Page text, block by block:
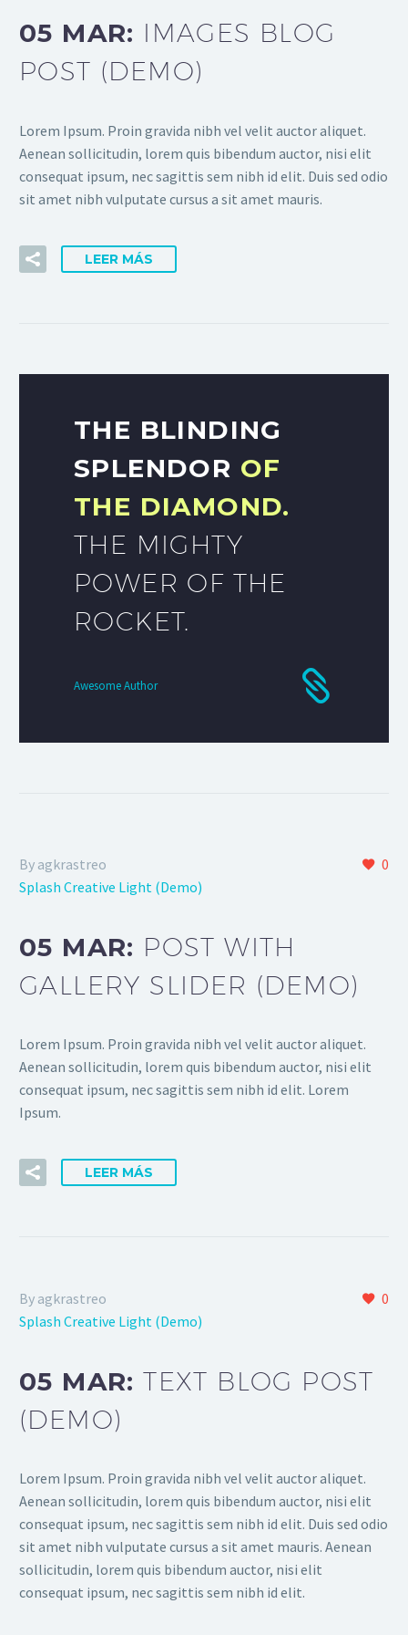
05 MAR: IMAGES BLOG
POST (DEMO)
Lorem Ipsum. Proin gravida nibh vel velit auctor aliquet.
Aenean sollicitudin, lorem quis bibendum auctor, nisi elit
consequat ipsum, nec sagittis sem nibh id elit. Duis sed odio
sit amet nibh vulputate cursus a sit amet mauris.
LEER MÁS
THE BLINDING
SPLENDOR OF
THE DIAMOND.
THE MIGHTY
POWER OF THE
ROCKET.
Awesome Author
0
By agkrastreo
Splash Creative Light (Demo)
05 MAR: POST WITH
GALLERY SLIDER (DEMO)
Lorem Ipsum. Proin gravida nibh vel velit auctor aliquet.
Aenean sollicitudin, lorem quis bibendum auctor, nisi elit
consequat ipsum, nec sagittis sem nibh id elit. Lorem
Ipsum.
LEER MÁS
0
By agkrastreo
Splash Creative Light (Demo)
05 MAR:TEXT BLOG POST
(DEMO)
Lorem Ipsum. Proin gravida nibh vel velit auctor aliquet.
Aenean sollicitudin, lorem quis bibendum auctor, nisi elit
consequat ipsum, nec sagittis sem nibh id elit. Duis sed odio
sit amet nibh vulputate cursus a sit amet mauris. Aenean
sollicitudin, lorem quis bibendum auctor, nisi elit
consequat ipsum, nec sagittis sem nibh id elit.